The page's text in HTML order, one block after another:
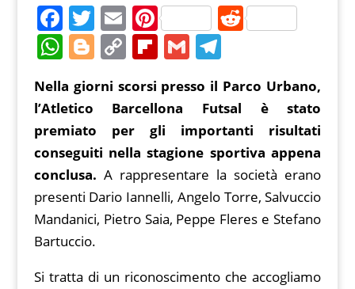
F
a
c
e
b
o
o
k
T
w
itt
er
E
m
ai
l
Pi
nt
er
e
st
R
di
t
W
at
s
A
p
p
Bl
g
g
er
C
p
y
Li
n
k
Fl
b
o
ar
d
G
m
ai
l
T
e
gr
a
m
Nella giorni scorsi presso il Parco Urbano,
l’Atletico Barcellona Futsal è stato
premiato per gli importanti risultati
conseguiti nella stagione sportiva appena
conclusa. A rappresentare la società erano
presenti Dario Iannelli, Angelo Torre, Salvuccio
Mandanici, Pietro Saia, Peppe Fleres e Stefano
Bartuccio.
Si tratta di un riconoscimento che accogliamo